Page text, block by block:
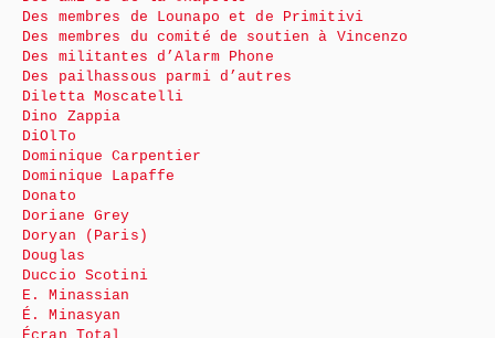
Des membres de Lounapo et de Primitivi
Des membres du comité de soutien à Vincenzo
Des militantes d’Alarm Phone
Des pailhassous parmi d’autres
Diletta Moscatelli
Dino Zappia
DiOlTo
Dominique Carpentier
Dominique Lapaffe
Donato
Doriane Grey
Doryan (Paris)
Douglas
Duccio Scotini
E. Minassian
É. Minasyan